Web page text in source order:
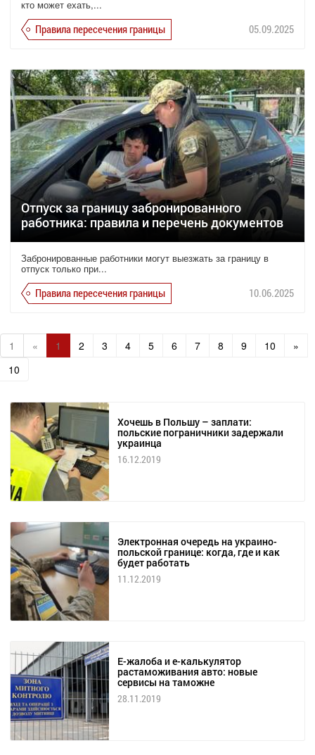
кто может ехать,...
Правила пересечения границы 05.09.2025
Отпуск за границу забронированного
работника: правила и перечень документов
Забронированные работники могут выезжать за границу в
отпуск только при...
Правила пересечения границы 10.06.2025
1 « 1 2 3 4 5 6 7 8 9 10
»
10
Хочешь в Польшу – заплати:
польские пограничники задержали
украинца
16.12.2019
Электронная очередь на украино-
польской границе: когда, где и как
будет работать
11.12.2019
Е-жалоба и е-калькулятор
растаможивания авто: новые
сервисы на таможне
28.11.2019